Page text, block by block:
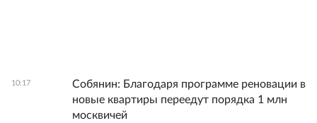
10:17
Собянин: Благодаря программе реновации в
новые квартиры переедут порядка 1 млн
москвичей